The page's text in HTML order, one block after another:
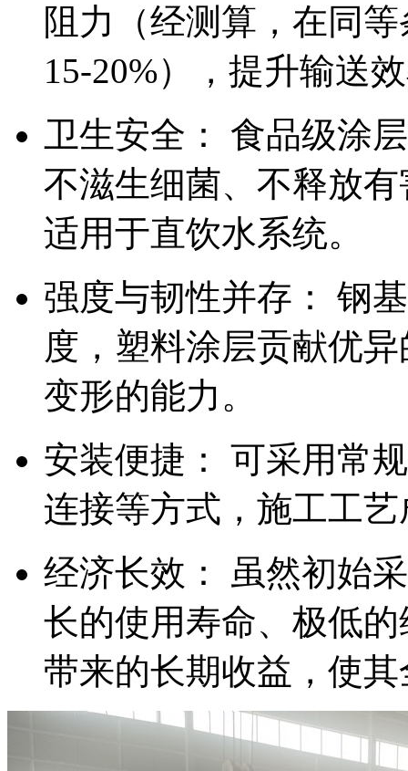
阻力（经测算，在同
15-20%），提升输送
卫生安全： 食品级涂
不滋生细菌、不释放
适用于直饮水系统。
强度与韧性并存： 钢
度，塑料涂层贡献优
变形的能力。
安装便捷： 可采用常
连接等方式，施工工
经济长效： 虽然初始
长的使用寿命、极低
带来的长期收益，使